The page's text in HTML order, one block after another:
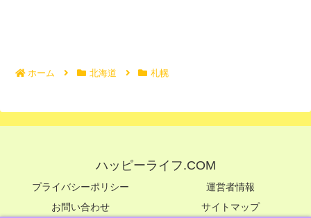
ホーム 北海道 札幌
ハッピーライフ.COM
プライバシーポリシー
運営者情報
お問い合わせ
サイトマップ